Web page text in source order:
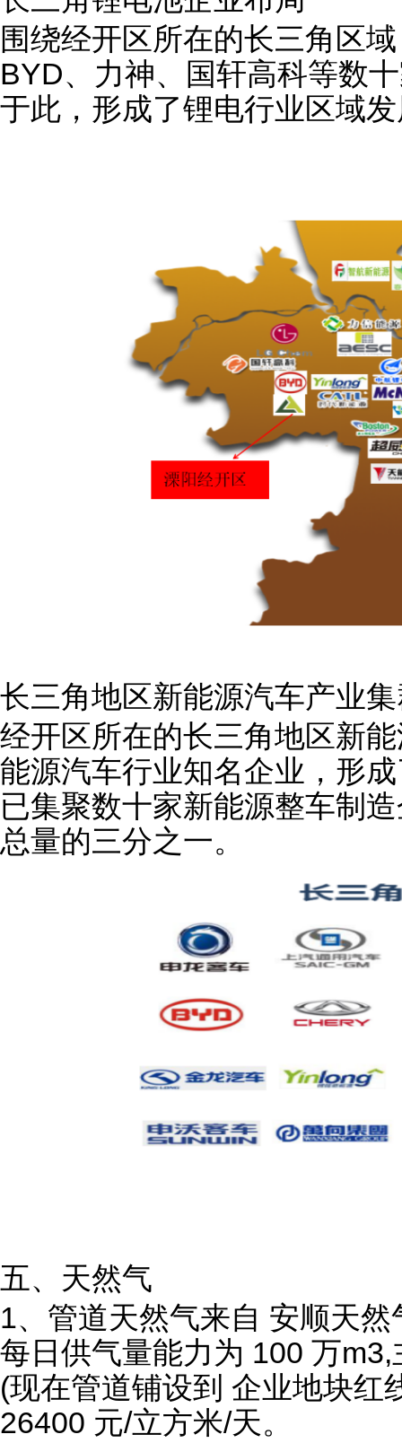
围绕经开区所在的长三角区
BYD、力神、国轩高科等数
于此，形成了锂电行业区域
长三角地区新能源汽车产业
经开区所在的长三角地区新
能源汽车行业知名企业，形
已集聚数十家新能源整车制
总量的三分之一。
五、天然气
1、管道天然气来自 安顺天
每日供气量能力为 100 万
(现在管道铺设到 企业地块红
26400 元/立方米/天。